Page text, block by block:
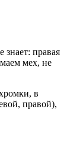
правая
мех, не
в
правой),